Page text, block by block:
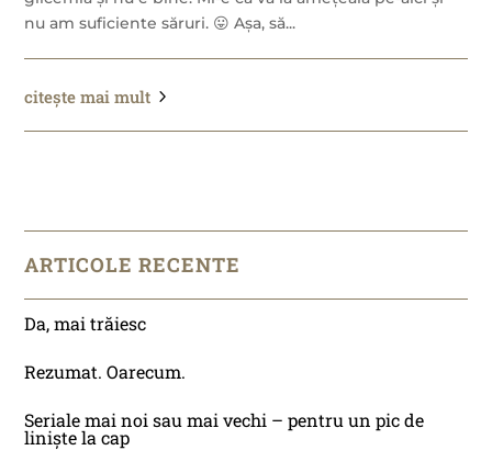
nu am suficiente săruri. 😛 Așa, să...
citește mai mult
ARTICOLE RECENTE
Da, mai trăiesc
Rezumat. Oarecum.
Seriale mai noi sau mai vechi – pentru un pic de
liniște la cap